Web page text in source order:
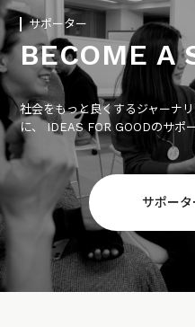
サポーター
BECOME A
社会をもっと良くするジャーナ
に、 IDEAS FOR GOODのサポ
サポータ